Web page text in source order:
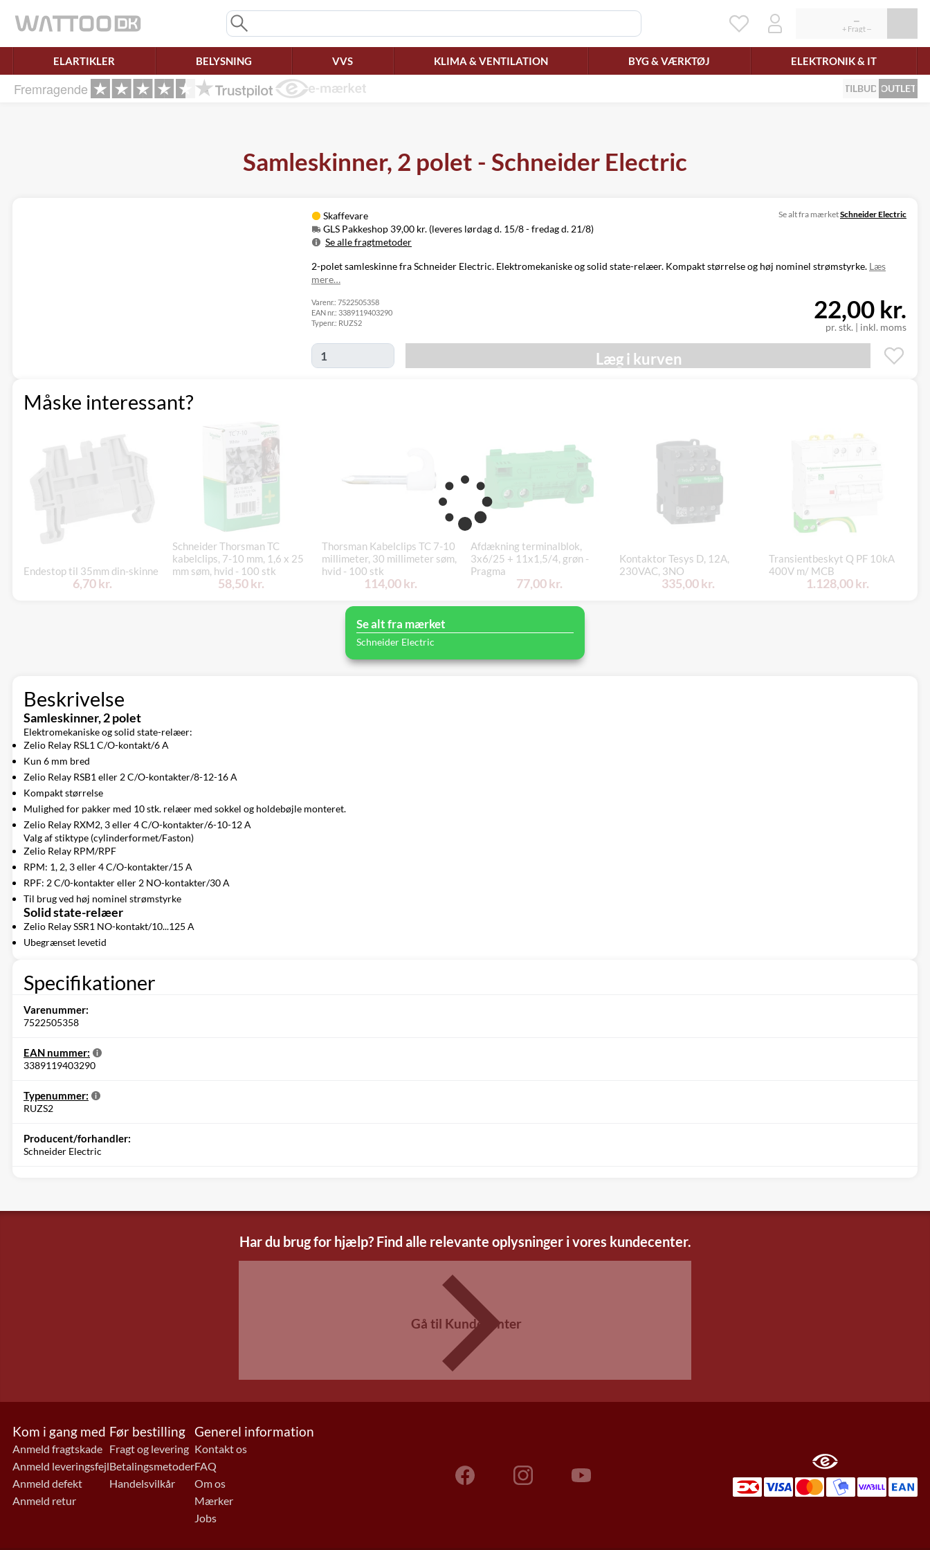
ELARTIKLER BELYSNING VVS KLIMA & VENTILATION BYG & VÆRKTØJ ELEKTRONIK & IT
Fremragende TILBUD OUTLET
Samleskinner, 2 polet - Schneider Electric
Skaffevare
GLS Pakkeshop 39,00 kr. (leveres lørdag d. 15/8 - fredag d. 21/8)
Se alle fragtmetoder
Metode
Pris
Leveres
GLS Pakkeshop
GLS
Hjemmelevering
- fredag d. 21/8
Click&Collect i
Svenstrup
0,00 kr.
-
Se alt fra mærketSchneider Electric
2-polet samleskinne fra Schneider Electric. Elektromekaniske og solid state-relæer. Kompakt størrelse og høj nominel strømstyrke. Læs
mere…
Varenr.: 7522505358
EAN nr.: 3389119403290
Typenr.: RUZS2 pr. stk. | inkl. moms
22,00 kr.
Læg i kurven
Måske interessant?
Endestop til 35mm din-skinne
6,70 kr.
Schneider Thorsman TC
kabelclips, 7-10 mm, 1,6 x 25
mm søm, hvid - 100 stk
58,50 kr.
Thorsman Kabelclips TC 7-10
millimeter, 30 millimeter søm,
hvid - 100 stk
114,00 kr.
Afdækning terminalblok,
3x6/25 + 11x1,5/4, grøn -
Pragma
77,00 kr.
Kontaktor Tesys D, 12A,
230VAC, 3NO
335,00 kr.
Transientbeskyt Q PF 10kA
400V m/ MCB
1.128,00 kr.
Se alt fra mærket
Schneider Electric
Beskrivelse
Samleskinner, 2 polet
Elektromekaniske og solid state-relæer:
Zelio Relay RSL1 C/O-kontakt/6 A
Kun 6 mm bred
Zelio Relay RSB1 eller 2 C/O-kontakter/8-12-16 A
Kompakt størrelse
Mulighed for pakker med 10 stk. relæer med sokkel og holdebøjle monteret.
Zelio Relay RXM2, 3 eller 4 C/O-kontakter/6-10-12 A
Valg af stiktype (cylinderformet/Faston)
Zelio Relay RPM/RPF
RPM: 1, 2, 3 eller 4 C/O-kontakter/15 A
RPF: 2 C/0-kontakter eller 2 NO-kontakter/30 A
Til brug ved høj nominel strømstyrke
Solid state-relæer
Zelio Relay SSR1 NO-kontakt/10...125 A
Ubegrænset levetid
Specifikationer
Varenummer:
7522505358
EAN nummer:
3389119403290
Typenummer:
RUZS2
Producent/forhandler:
Schneider Electric
Har du brug for hjælp? Find alle relevante oplysninger i vores kundecenter.
Gå til Kundecenter
Kom i gang med
Anmeld fragtskade
Anmeld leveringsfejl
Anmeld defekt
Anmeld retur
Før bestilling
Fragt og levering
Betalingsmetoder
Handelsvilkår
Generel information
Kontakt os
FAQ
Om os
Mærker
Jobs
Ret samtykke!